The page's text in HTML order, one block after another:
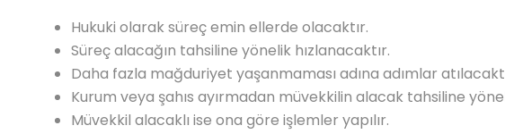
Hukuki olarak süreç emin ellerde olacaktır.
Süreç alacağın tahsiline yönelik hızlanacaktır.
Daha fazla mağduriyet yaşanmaması adına adımlar
Kurum veya şahıs ayırmadan müvekkilin alacak tahsiline
Müvekkil alacaklı ise ona göre işlemler yapılır.